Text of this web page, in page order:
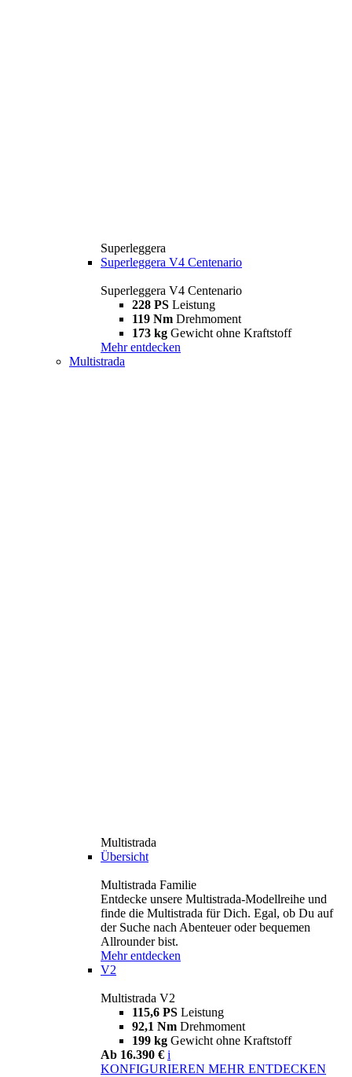
Superleggera
Superleggera V4 Centenario
Superleggera V4 Centenario
228 PS Leistung
119 Nm Drehmoment
173 kg Gewicht ohne Kraftstoff
Mehr entdecken
Multistrada
Multistrada
Übersicht
Multistrada Familie
Entdecke unsere Multistrada-Modellreihe und
finde die Multistrada für Dich. Egal, ob Du auf
der Suche nach Abenteuer oder bequemen
Allrounder bist.
Mehr entdecken
V2
Multistrada V2
115,6 PS Leistung
92,1 Nm Drehmoment
199 kg Gewicht ohne Kraftstoff
Ab 16.390 € i
KONFIGURIEREN MEHR ENTDECKEN